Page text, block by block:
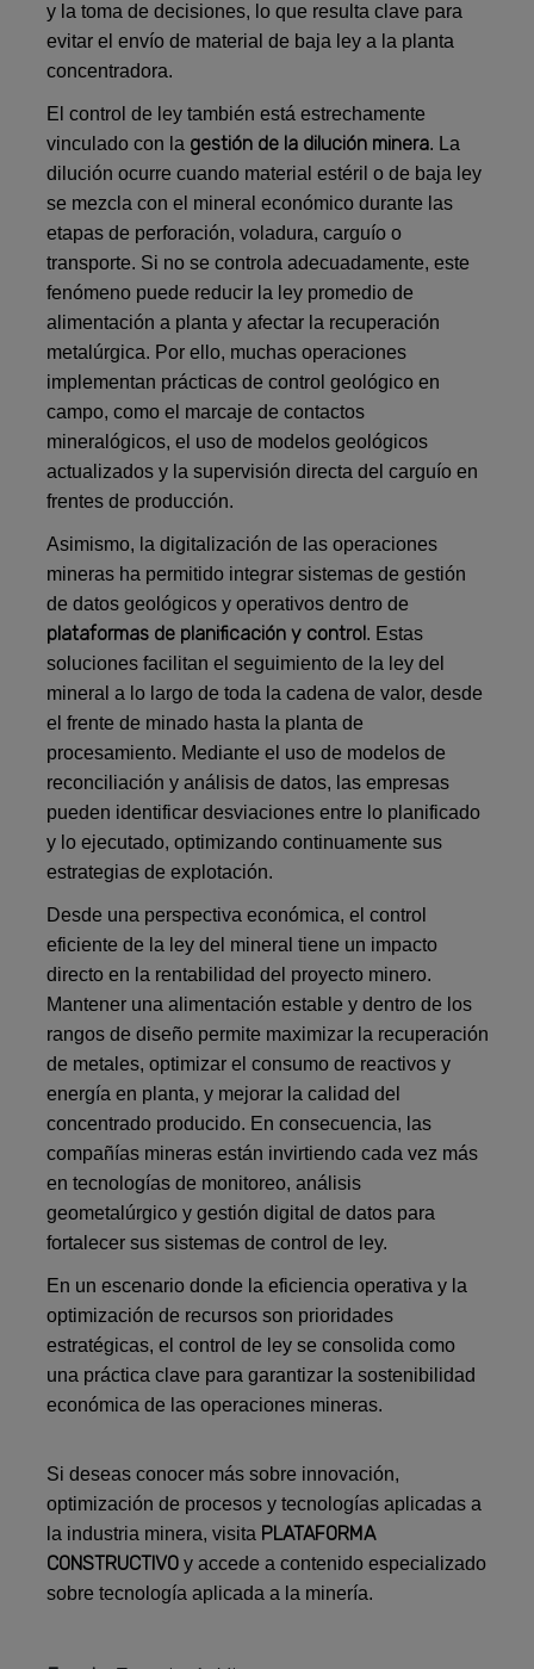
y la toma de decisiones, lo que resulta clave para
evitar el envío de material de baja ley a la planta
concentradora.
El control de ley también está estrechamente
vinculado con la gestión de la dilución minera. La
dilución ocurre cuando material estéril o de baja ley
se mezcla con el mineral económico durante las
etapas de perforación, voladura, carguío o
transporte. Si no se controla adecuadamente, este
fenómeno puede reducir la ley promedio de
alimentación a planta y afectar la recuperación
metalúrgica. Por ello, muchas operaciones
implementan prácticas de control geológico en
campo, como el marcaje de contactos
mineralógicos, el uso de modelos geológicos
actualizados y la supervisión directa del carguío en
frentes de producción.
Asimismo, la digitalización de las operaciones
mineras ha permitido integrar sistemas de gestión
de datos geológicos y operativos dentro de
plataformas de planificación y control. Estas
soluciones facilitan el seguimiento de la ley del
mineral a lo largo de toda la cadena de valor, desde
el frente de minado hasta la planta de
procesamiento. Mediante el uso de modelos de
reconciliación y análisis de datos, las empresas
pueden identificar desviaciones entre lo planificado
y lo ejecutado, optimizando continuamente sus
estrategias de explotación.
Desde una perspectiva económica, el control
eficiente de la ley del mineral tiene un impacto
directo en la rentabilidad del proyecto minero.
Mantener una alimentación estable y dentro de los
rangos de diseño permite maximizar la recuperación
de metales, optimizar el consumo de reactivos y
energía en planta, y mejorar la calidad del
concentrado producido. En consecuencia, las
compañías mineras están invirtiendo cada vez más
en tecnologías de monitoreo, análisis
geometalúrgico y gestión digital de datos para
fortalecer sus sistemas de control de ley.
En un escenario donde la eficiencia operativa y la
optimización de recursos son prioridades
estratégicas, el control de ley se consolida como
una práctica clave para garantizar la sostenibilidad
económica de las operaciones mineras.
Si deseas conocer más sobre innovación,
optimización de procesos y tecnologías aplicadas a
la industria minera, visita PLATAFORMA
CONSTRUCTIVO y accede a contenido especializado
sobre tecnología aplicada a la minería.